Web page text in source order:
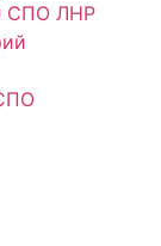
СПО ЛНР